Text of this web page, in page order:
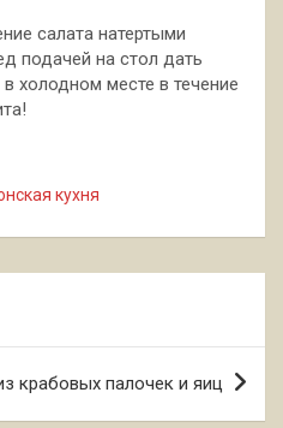
салата натертыми
подачей на стол дать
холодном месте в течение
кухня
крабовых палочек и яиц